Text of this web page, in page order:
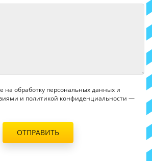
на обработку персональных данных и
и политикой конфиденциальности —
ОТПРАВИТЬ